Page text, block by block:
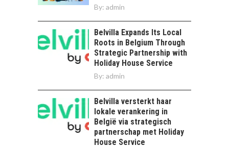
By: admin
Belvilla Expands Its Local
Roots in Belgium Through
Strategic Partnership with
Holiday House Service
By: admin
Belvilla versterkt haar
lokale verankering in
België via strategisch
partnerschap met Holiday
House Service